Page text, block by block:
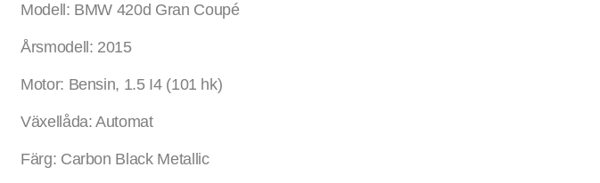
Modell: BMW 420d Gran Coupé
Årsmodell: 2015
Motor: Bensin, 1.5 I4 (101 hk)
Växellåda: Automat
Färg: Carbon Black Metallic